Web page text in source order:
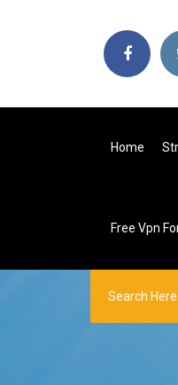
Home
Free Vpn